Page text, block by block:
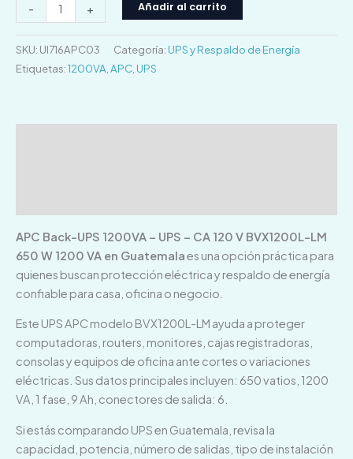
- + Añadir al carrito
SKU: UI716APC03 Categoría: UPS y Respaldo de Energía
Etiquetas:1200VA APC UPS
APC Back-UPS 1200VA – UPS – CA 120 V BVX1200L-LM
650 W 1200 VA en Guatemalaes una opción práctica para
quienes buscan protección eléctrica y respaldo de energía
confiable para casa, oficina o negocio.
Este UPS APC modelo BVX1200L-LM ayuda a proteger
computadoras, routers, monitores, cajas registradoras,
consolas y equipos de oficina ante cortes o variaciones
eléctricas. Sus datos principales incluyen: 650 vatios, 1200
VA, 1 fase, 9 Ah, conectores de salida: 6.
Si estás comparando UPS en Guatemala, revisa la
capacidad, potencia, número de salidas, tipo de instalación